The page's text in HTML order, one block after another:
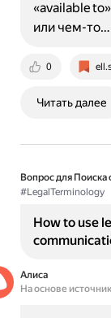
0
«available
или чем-то…
Читать далее
Вопрос для Поиска
#LegalTerminology
How to use
Алиса
На основе